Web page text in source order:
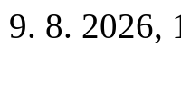
9. 8. 2026,